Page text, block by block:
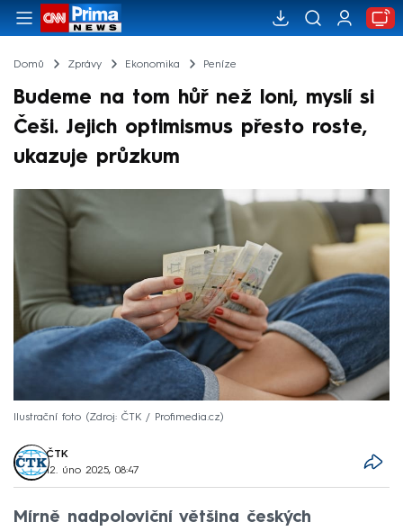
Domů Zprávy Ekonomika Peníze
Budeme na tom hůř než loni, myslí si
Češi. Jejich optimismus přesto roste,
ukazuje průzkum
Ilustrační foto Zdroj: ČTK / Profimedia.cz
ČTK
12. úno 2025, 08:47
Mírně nadpoloviční většina českých